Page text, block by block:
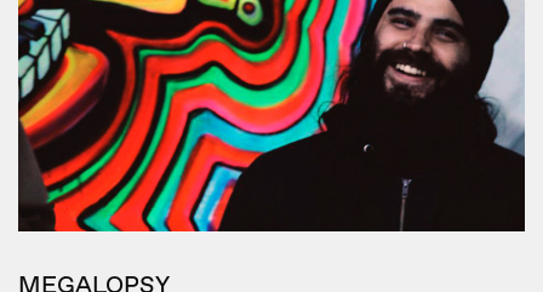
MEGALOPSY